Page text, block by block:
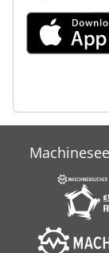
Dynapac Cc